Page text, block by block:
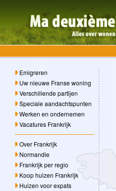
Emigreren
Uw nieuwe Franse woning
Verschillende partijen
Speciale aandachtspunten
Werken en ondernemen
Vacatures Frankrijk
Over Frankrijk
Normandie
Frankrijk per regio
Koop huizen Frankrijk
Huizen voor expats